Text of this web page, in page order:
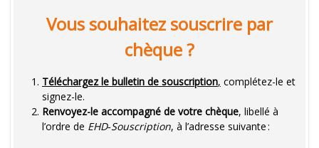
Vous souhaitez souscrire par
chèque ?
Téléchargez le bulletin de souscription, complétez-le et
signez-le.
Renvoyez-le accompagné de votre chèque, libellé à
l’ordre de EHD‑Souscription, à l’adresse suivante :